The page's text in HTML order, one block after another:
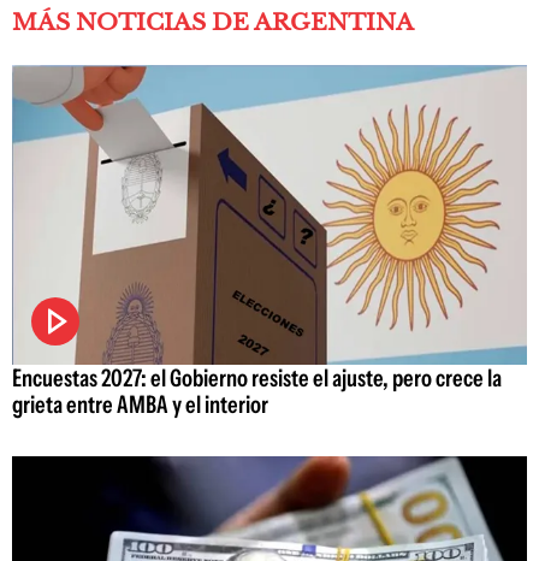
MÁS NOTICIAS DE ARGENTINA
Encuestas 2027: el Gobierno resiste el ajuste, pero crece la
grieta entre AMBA y el interior